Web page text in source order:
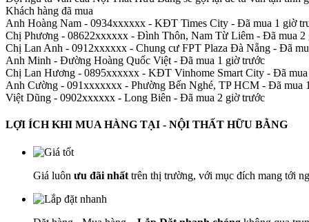
Khách hàng đã mua
Anh Hoàng Nam - 0934xxxxxx - KĐT Times City - Đã mua 1 giờ
Chị Phương - 08622xxxxxx - Đình Thôn, Nam Từ Liêm - Đã mua 2
Chị Lan Anh - 0912xxxxxx - Chung cư FPT Plaza Đà Nẵng - Đã
Anh Minh - Đường Hoàng Quốc Việt - Đã mua 1 giờ trước
Chị Lan Hương - 0895xxxxxx - KĐT Vinhome Smart City - Đã
Anh Cường - 091xxxxxxx - Phường Bến Nghé, TP HCM - Đã mua
Việt Dũng - 0902xxxxxx - Long Biên - Đã mua 2 giờ trước
LỢI ÍCH KHI MUA HÀNG TẠI - NỘI THẤT HỮU BẰNG
Giá luôn ưu đãi nhất trên thị trường, với mục đích mang tới